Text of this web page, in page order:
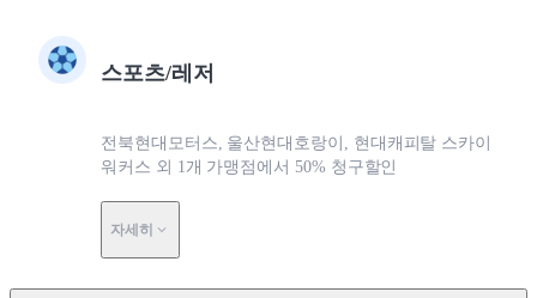
스포츠/레저
전북현대모터스, 울산현대호랑이, 현대캐피탈 스카이
워커스 외 1개 가맹점에서 50% 청구할인
자세히